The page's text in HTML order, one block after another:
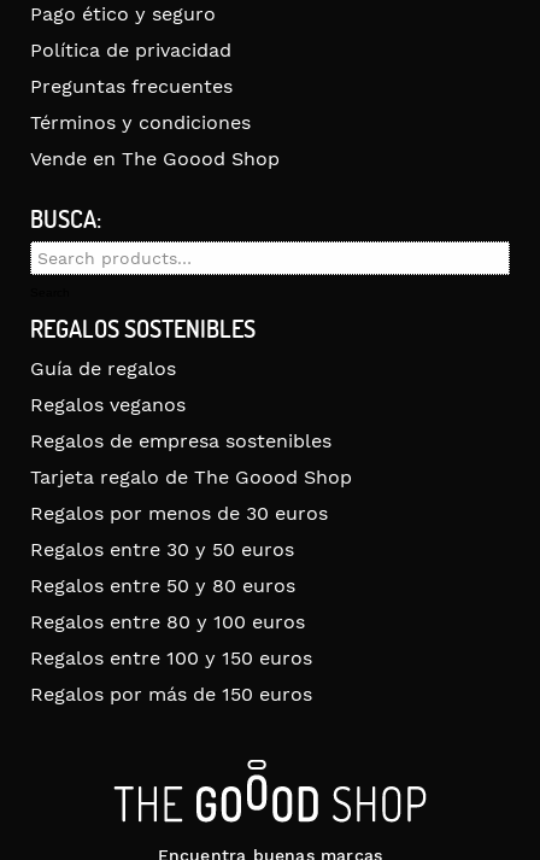
Pago ético y seguro
Política de privacidad
Preguntas frecuentes
Términos y condiciones
Vende en The Goood Shop
BUSCA:
Search
REGALOS SOSTENIBLES
Guía de regalos
Regalos veganos
Regalos de empresa sostenibles
Tarjeta regalo de The Goood Shop
Regalos por menos de 30 euros
Regalos entre 30 y 50 euros
Regalos entre 50 y 80 euros
Regalos entre 80 y 100 euros
Regalos entre 100 y 150 euros
Regalos por más de 150 euros
Encuentra buenas marcas